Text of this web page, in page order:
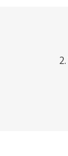
2.